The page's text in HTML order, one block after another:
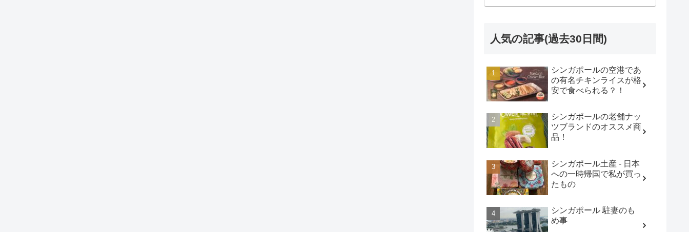
人気の記事(過去30日間)
シンガポールの空港であ
の有名チキンライスが格
安で食べられる？！
シンガポールの老舗ナッ
ツブランドのオススメ商
品！
シンガポール土産 - 日本
への一時帰国で私が買っ
たもの
シンガポール 駐妻のも
め事